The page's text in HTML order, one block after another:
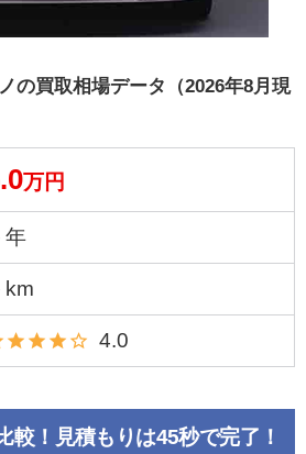
の買取相場データ（2026年8月現
万円
年
km
4.0
較！見積もりは45秒で完了！